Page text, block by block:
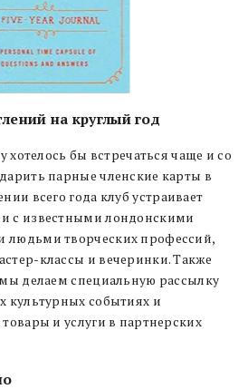
на круглый год
хотелось бы встречаться чаще и со
парные членские карты в
всего года клуб устраивает
с известными лондонскими
людьми творческих профессий,
классы и вечеринки. Также
делаем специальную рассылку
культурных событиях и
и услуги в партнерских